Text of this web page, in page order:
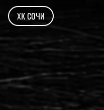
ХК СОЧИ